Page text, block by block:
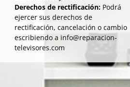
Derechos de rectificación: Podrá
ejercer sus derechos de
rectificación, cancelación o cambio
escribiendo a info@reparacion-
televisores.com